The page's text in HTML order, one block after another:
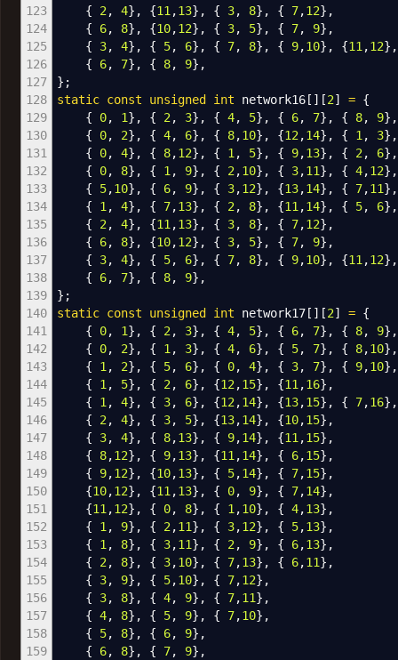
123
124
125
126
127
128
129
130
131
132
133
134
135
136
137
138
139
140
141
142
143
144
145
146
147
148
149
150
151
152
153
154
155
156
157
158
159
{
2, 4} , {11,13} , { 3, 8} , { 7,12} ,
{
6, 8} , {10,12} , { 3, 5} , { 7, 9} ,
{
3, 4} , { 5, 6} , { 7, 8} , { 9,10} , {11,12} ,
{
6, 7} , { 8, 9} ,
} ;
static const unsigned int network16[ ] [2] = {
{
0, 1} , { 2, 3} , { 4, 5} , { 6, 7} , { 8, 9}
{
0, 2} , { 4, 6} , { 8,10} , {12,14} , { 1, 3}
{
0, 4} , { 8,12} , { 1, 5} , { 9,13} , { 2, 6}
{
0, 8} , { 1, 9} , { 2,10} , { 3,11} , { 4,12}
{
5,10} , { 6, 9} , { 3,12} , {13,14} , { 7,11}
{
1, 4} , { 7,13} , { 2, 8} , {11,14} , { 5, 6}
{
2, 4} , {11,13} , { 3, 8} , { 7,12} ,
{
6, 8} , {10,12} , { 3, 5} , { 7, 9} ,
{
3, 4} , { 5, 6} , { 7, 8} , { 9,10} , {11,12} ,
{
6, 7} , { 8, 9} ,
} ;
static const unsigned int network17[ ] [2] = {
{
0, 1} , { 2, 3} , { 4, 5} , { 6, 7} , { 8, 9}
{
0, 2} , { 1, 3} , { 4, 6} , { 5, 7} , { 8,10}
{
1, 2} , { 5, 6} , { 0, 4} , { 3, 7} , { 9,10}
{
1, 5} , { 2, 6} , {12,15} , {11,16} ,
{
1, 4} , { 3, 6} , {12,14} , {13,15} , { 7,16} ,
{
2, 4} , { 3, 5} , {13,14} , {10,15} ,
{
3, 4} , { 8,13} , { 9,14} , {11,15} ,
{
8,12} , { 9,13} , {11,14} , { 6,15} ,
{
9,12} , {10,13} , { 5,14} , { 7,15} ,
{10,12} , {11,13} , { 0, 9} , { 7,14} ,
{11,12} , { 0, 8} , { 1,10} , { 4,13} ,
{
1, 9} , { 2,11} , { 3,12} , { 5,13} ,
{
1, 8} , { 3,11} , { 2, 9} , { 6,13} ,
{
2, 8} , { 3,10} , { 7,13} , { 6,11} ,
{
3, 9} , { 5,10} , { 7,12} ,
{
3, 8} , { 4, 9} , { 7,11} ,
{ 4, 8} , { 5, 9} , { 7,10} ,
{
5, 8} , { 6, 9} ,
{
6, 8} , { 7, 9} ,